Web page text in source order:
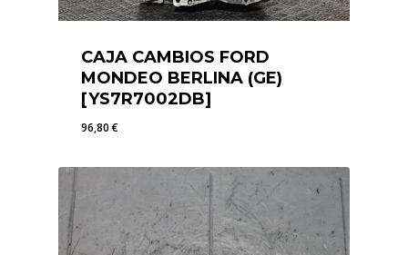
CAJA CAMBIOS FORD
MONDEO BERLINA (GE)
[YS7R7002DB]
96,80€